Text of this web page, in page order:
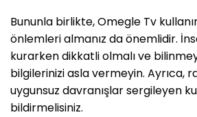
Bununla birlikte, Omegle Tv
önlemleri almanız da önemlidir.
kurarken dikkatli olmalı ve
bilgilerinizi asla vermeyin. Ayrıca,
uygunsuz davranışlar sergileyen
bildirmelisiniz.